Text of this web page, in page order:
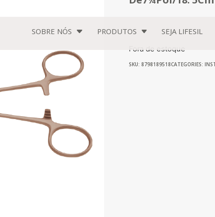
SOBRE NÓS PRODUTOS SEJA LIFESIL
Fora de estoque
SKU: 8798189518CATEGORIES: